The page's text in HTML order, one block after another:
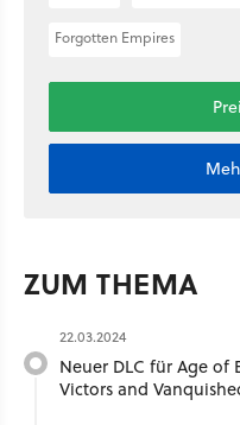
Forgotten Empires
ZUM THEMA
22.03.2024
Neuer DLC für Age of
Victors and